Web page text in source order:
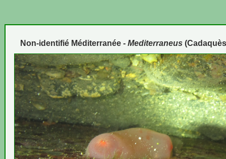
Non-identifié Méditerranée -Mediterraneus